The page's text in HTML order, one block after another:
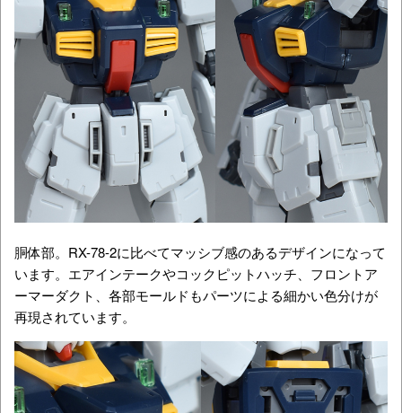
胴体部。RX-78-2に比べてマッシブ感のあるデザインになって
います。エアインテークやコックピットハッチ、フロントア
ーマーダクト、各部モールドもパーツによる細かい色分けが
再現されています。